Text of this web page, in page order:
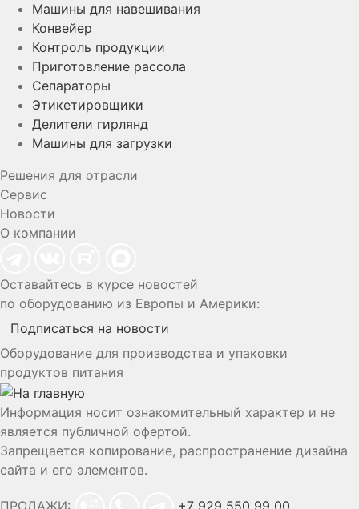
Машины для навешивания
Конвейер
Контроль продукции
Приготовление рассола
Сепараторы
Этикетировщики
Делители гирлянд
Машины для загрузки
Решения для отрасли
Сервис
Новости
О компании
Оставайтесь в курсе новостей
по оборудованию из Европы и Америки:
Подписаться на новости
Оборудование для производства и упаковки
продуктов питания
Информация носит ознакомительный характер и не
является публичной офертой.
Запрещается копирование, распространение дизайна
сайта и его элементов.